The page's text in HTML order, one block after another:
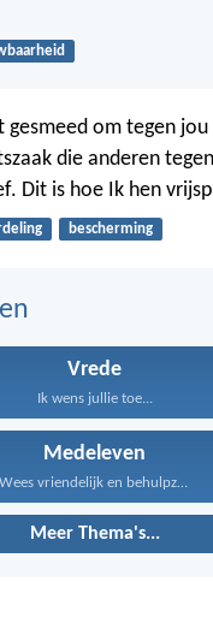
om tegen
die anderen
Dit is hoe Ik hen
bescherming
Vrede
Ik wens jullie toe...
Medeleven
Wees vriendelijk en behulpzaam...
Meer Thema's...